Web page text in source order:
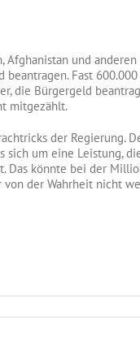
Afghanistan und
Fast
die Bürgergeld
mitgezählt.
der Regierung.
sich um eine Leistung,
Das könnte bei der
von der Wahrheit nicht